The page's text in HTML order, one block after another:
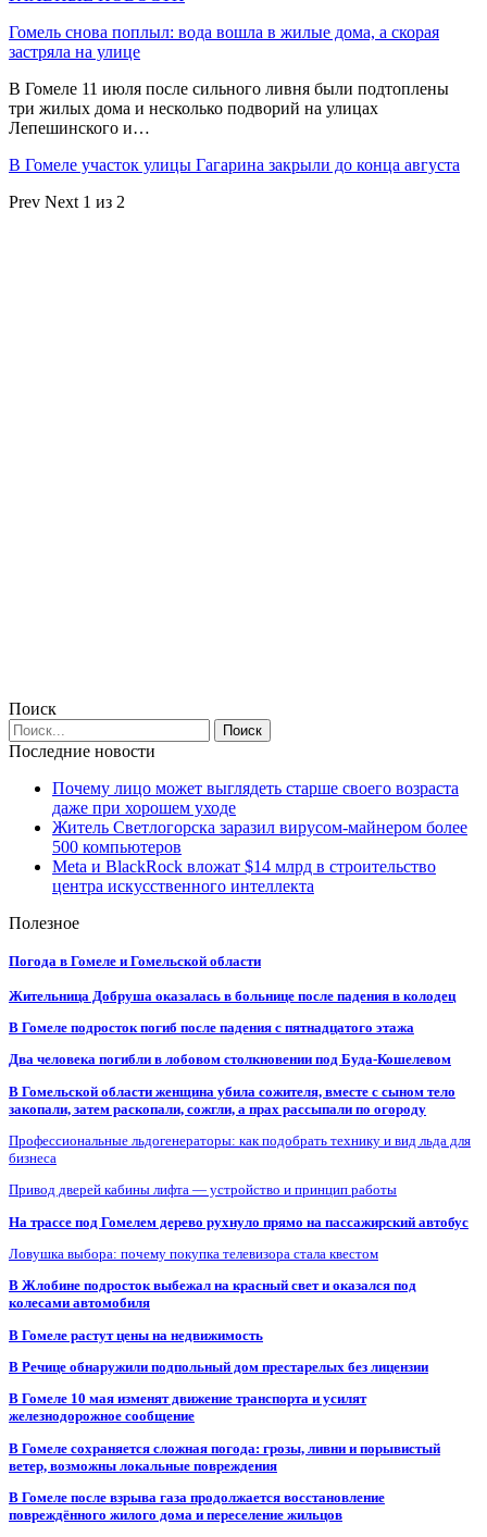
Гомель снова поплыл: вода вошла в жилые дома, а скорая
застряла на улице
В Гомеле 11 июля после сильного ливня были подтоплены
три жилых дома и несколько подворий на улицах
Лепешинского и…
В Гомеле участок улицы Гагарина закрыли до конца августа
Prev Next 1 из 2
Поиск
Последние новости
Почему лицо может выглядеть старше своего возраста
даже при хорошем уходе
Житель Светлогорска заразил вирусом-майнером более
500 компьютеров
Meta и BlackRock вложат $14 млрд в строительство
центра искусственного интеллекта
Полезное
Погода в Гомеле и Гомельской области
Жительница Добруша оказалась в больнице после падения в колодец
В Гомеле подросток погиб после падения с пятнадцатого этажа
Два человека погибли в лобовом столкновении под Буда-Кошелевом
В Гомельской области женщина убила сожителя, вместе с сыном тело
закопали, затем раскопали, сожгли, а прах рассыпали по огороду
Профессиональные льдогенераторы: как подобрать технику и вид льда для
бизнеса
Привод дверей кабины лифта — устройство и принцип работы
На трассе под Гомелем дерево рухнуло прямо на пассажирский автобус
Ловушка выбора: почему покупка телевизора стала квестом
В Жлобине подросток выбежал на красный свет и оказался под
колесами автомобиля
В Гомеле растут цены на недвижимость
В Речице обнаружили подпольный дом престарелых без лицензии
В Гомеле 10 мая изменят движение транспорта и усилят
железнодорожное сообщение
В Гомеле сохраняется сложная погода: грозы, ливни и порывистый
ветер, возможны локальные повреждения
В Гомеле после взрыва газа продолжается восстановление
повреждённого жилого дома и переселение жильцов